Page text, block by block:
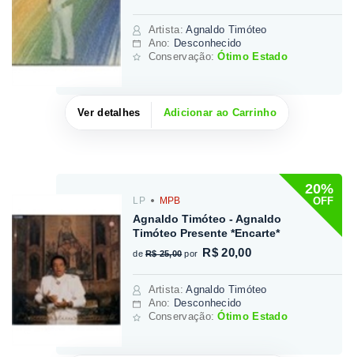
Artista:Agnaldo Timóteo
Ano: Desconhecido
Conservação:Ótimo Estado
Ver detalhes Adicionar ao Carrinho
20%
OFF
LP MPB
Agnaldo Timóteo - Agnaldo
Timóteo Presente *Encarte*
de R$ 25,00 por R$ 20,00
Artista:Agnaldo Timóteo
Ano: Desconhecido
Conservação:Ótimo Estado